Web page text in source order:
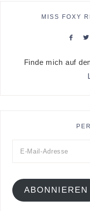
MISS FOXY
Finde mich auf
ABONNIEREN